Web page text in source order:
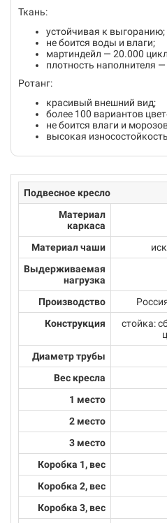
Ткань:
устойчивая к выгоранию;
не боится воды и влаги;
мартиндейл — 20.000
плотность наполнителя
Ротанг:
красивый внешний вид;
более 100 вариантов
не боится влаги и
высокая
Подвесное кресло
Материал
каркаса
Материал чаши
Выдерживаемая
нагрузка
Производство
Конструкция
стойка:
Диаметр трубы
Вес кресла
1 место
2 место
3 место
Коробка 1, вес
Коробка 2, вес
Коробка 3, вес